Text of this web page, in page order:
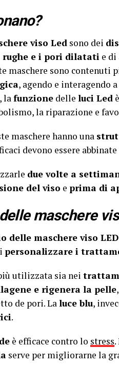
viso Led sono dei
rughe e i pori dilatati e di
maschere sono contenuti
, agendo e interagendo a
, lafunzione delle luci Led
la riparazione e
maschere hanno una
devono essere
due volte a
del viso e prima di
maschere
delle maschere viso LED
personalizzare i
utilizzata sia nei
e rigenera la pelle
de pori. Laluce blu,
.
è efficace contro lo stress
serve per migliorarne la